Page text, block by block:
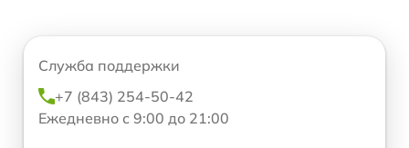
Служба поддержки
+7 (843) 254-50-42
Ежедневно с 9:00 до 21:00